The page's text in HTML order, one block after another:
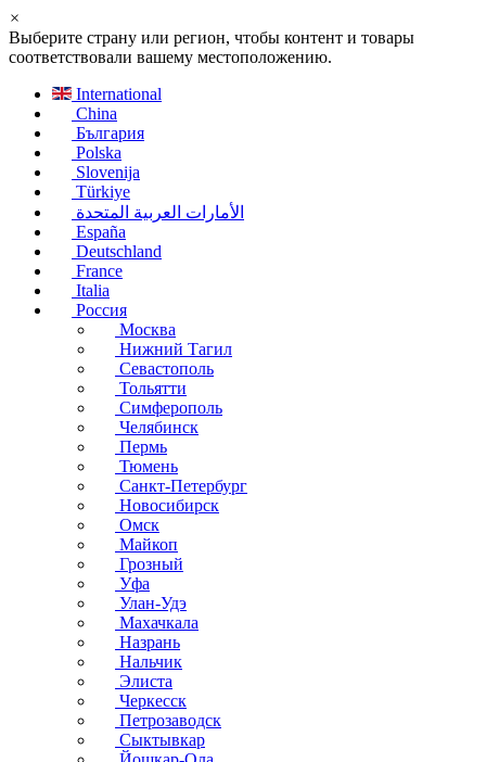
×
Выберите страну или регион, чтобы контент и товары
соответствовали вашему местоположению.
International
China
България
Polska
Slovenija
Türkiye
الأمارات العربية المتحدة
España
Deutschland
France
Italia
Россия
Москва
Нижний Тагил
Севастополь
Тольятти
Симферополь
Челябинск
Пермь
Тюмень
Санкт-Петербург
Новосибирск
Омск
Майкоп
Грозный
Уфа
Улан-Удэ
Махачкала
Назрань
Нальчик
Элиста
Черкесск
Петрозаводск
Сыктывкар